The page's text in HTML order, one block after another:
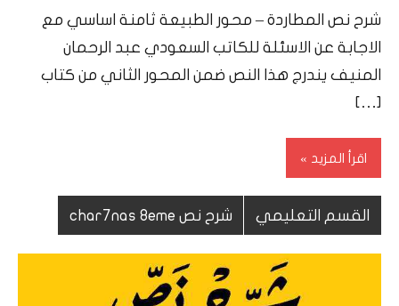
Ramadan
شرح نص المطاردة – محور الطبيعة ثامنة اساسي مع
الاجابة عن الاسئلة للكاتب السعودي عبد الرحمان
المنيف يندرج هذا النص ضمن المحور الثاني من كتاب
[…]
اقرأ المزيد
القسم التعليمي شرح نص char7nas 8eme